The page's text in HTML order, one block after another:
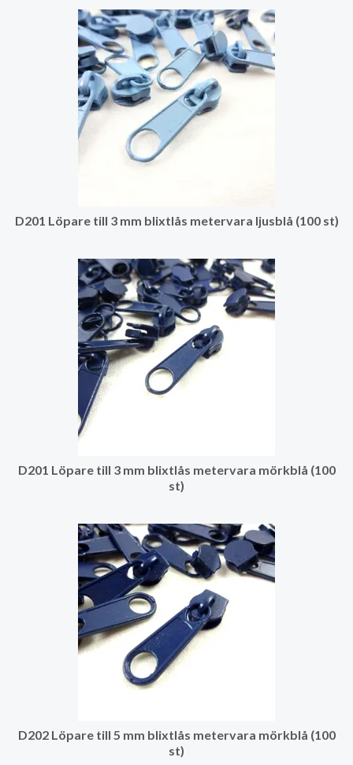
D201 Löpare till 3 mm blixtlås metervara ljusblå (100 st)
D201 Löpare till 3 mm blixtlås metervara mörkblå (100
st)
D202 Löpare till 5 mm blixtlås metervara mörkblå (100
st)